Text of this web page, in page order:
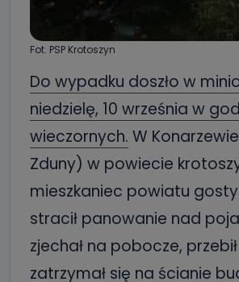
Fot. PSP Krotoszyn
Do wypadku doszło w
niedzielę, 10 września w
wieczornych. W
Zduny) w powiecie
mieszkaniec powiatu
stracił panowanie nad
zjechał na pobocze,
zatrzymał się na ścianie